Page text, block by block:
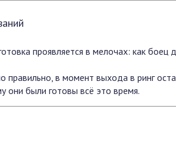
проявляется в мелочах: как боец
правильно, в момент выхода в ринг
они были готовы всё это время.